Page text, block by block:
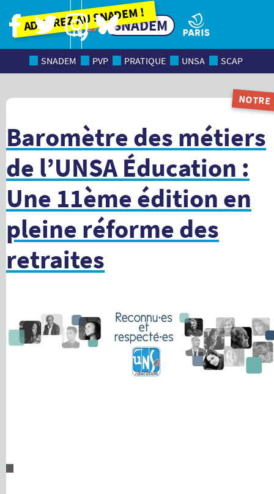
Adhérez au SNADEM !
SNADEM
SNADEM PVP PRATIQUE UNSA SCAP
Baromètre des métiers
de l’UNSA Éducation :
Une 11ème édition en
pleine réforme des
retraites
NOTRE